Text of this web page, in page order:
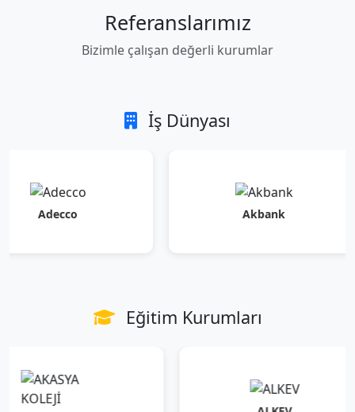
Referanslarımız
Bizimle çalışan değerli kurumlar
İş Dünyası
Eğitim Kurumları